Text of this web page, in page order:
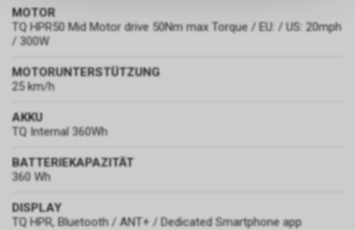
MOTOR
TQ HPR50 Mid Motor drive 50Nm max Torque / EU: / US: 20mph
/ 300W
MOTORUNTERSTÜTZUNG
25 km/h
AKKU
TQ Internal 360Wh
BATTERIEKAPAZITÄT
360 Wh
DISPLAY
TQ HPR, Bluetooth / ANT+ / Dedicated Smartphone app
persönlichen Informationen
zulassen.